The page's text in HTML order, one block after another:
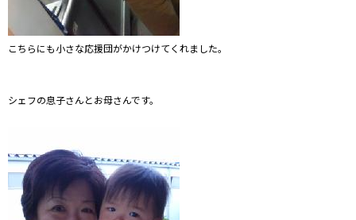
こちらにも小さな応援団がかけつけてくれました。
シェフの息子さんとお母さんです。